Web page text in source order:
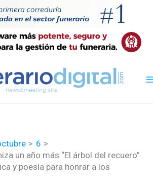
6
un año más “El árbol del recuero”
y poesía para honrar a los